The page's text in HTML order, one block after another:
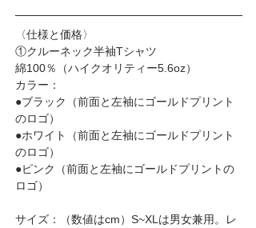
〈仕様と価格〉
①クルーネック半袖Tシャツ
綿100％（ハイクオリティー5.6oz）
カラー：
●ブラック（前面と左袖にゴールドプリント
のロゴ）
●ホワイト（前面と左袖にゴールドプリント
のロゴ）
●ピンク（前面と左袖にゴールドプリントの
ロゴ）
サイズ：（数値はcm）S~XLは男女兼用。レ